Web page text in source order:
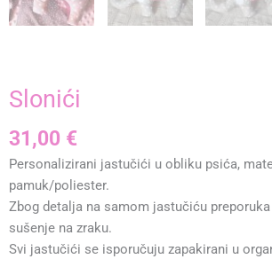
Slonići
31,00 €
Personalizirani jastučići u obliku psića,
pamuk/poliester.
Zbog detalja na samom jastučiću
sušenje na zraku.
Svi jastučići se isporučuju zapakirani u